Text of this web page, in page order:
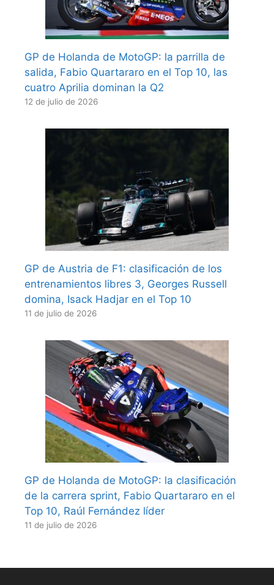
GP de Holanda de MotoGP: la parrilla de
salida, Fabio Quartararo en el Top 10, las
cuatro Aprilia dominan la Q2
12 de julio de 2026
GP de Austria de F1: clasificación de los
entrenamientos libres 3, Georges Russell
domina, Isack Hadjar en el Top 10
11 de julio de 2026
GP de Holanda de MotoGP: la clasificación
de la carrera sprint, Fabio Quartararo en el
Top 10, Raúl Fernández líder
11 de julio de 2026